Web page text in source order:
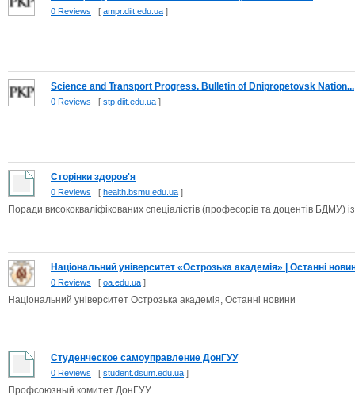
0 Reviews [ ampr.diit.edu.ua ]
Science and Transport Progress. Bulletin of Dnipropetovsk Nation...
0 Reviews [ stp.diit.edu.ua ]
Сторінки здоров'я
0 Reviews [ health.bsmu.edu.ua ]
Поради висококваліфікованих спеціалістів (професорів та доцентів БДМУ)
Національний університет «Острозька академія» | Останні
0 Reviews [ oa.edu.ua ]
Національний університет Острозька академія, Останні новини
Студенческое самоуправление ДонГУУ
0 Reviews [ student.dsum.edu.ua ]
Профсоюзный комитет ДонГУУ.